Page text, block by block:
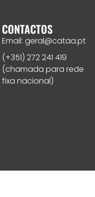
CONTACTOS
Email: geral@cataa.pt
(+351) 272 241 419
(chamada para rede
fixa nacional)